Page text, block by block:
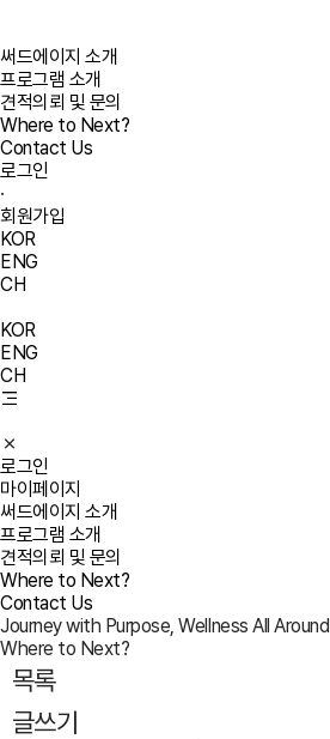
써드에이지 소개
프로그램 소개
견적의뢰 및 문의
Where to Next?
Contact Us
로그인
·
회원가입
KOR
ENG
CH
KOR
ENG
CH
로그인
마이페이지
써드에이지 소개
프로그램 소개
견적의뢰 및 문의
Where to Next?
Contact Us
Journey with Purpose, Wellness All Around
Where to Next?
목록
글쓰기